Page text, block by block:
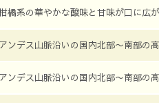
橘系の華やかな酸味と甘味が口に広
アンデス山脈沿いの国内北部〜南部の
アンデス山脈沿いの国内北部〜南部の